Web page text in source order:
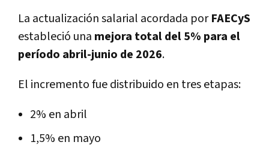
La actualización salarial acordada porFAECyS
estableció una mejora total del 5% para el
período abril-junio de 2026.
El incremento fue distribuido en tres etapas:
2% en abril
1,5% en mayo